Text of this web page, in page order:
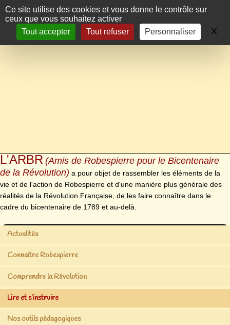
Panneau de gestion des cookies
Ce site utilise des cookies et vous donne le contrôle sur
ceux que vous souhaitez activer
Tout accepter
Tout refuser Personnaliser X
L'ARBR (Amis de Robespierre pour le Bicentenaire
de la Révolution) a pour objet de rassembler les éléments de la
vie et de l'action de Robespierre et d'une manière plus générale des
réalités de la Révolution Française, de les faire connaître dans le
cadre du bicentenaire de 1789 et au-delà.
Actualités
Connaître Robespierre
Comprendre la Révolution
Lire et s’instruire
Nos outils pédagogiques